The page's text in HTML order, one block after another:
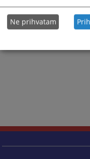
Ne prihvatam